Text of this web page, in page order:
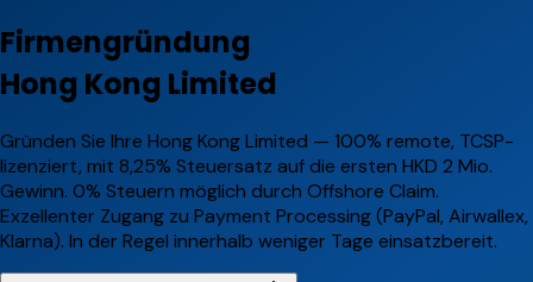
Firmengründung
Hong Kong Limited
Gründen Sie Ihre Hong Kong Limited — 100% remote, TCSP-
lizenziert, mit 8,25% Steuersatz auf die ersten HKD 2 Mio.
Gewinn. 0% Steuern möglich durch Offshore Claim.
Exzellenter Zugang zu Payment Processing (PayPal, Airwallex,
Klarna). In der Regel innerhalb weniger Tage einsatzbereit.